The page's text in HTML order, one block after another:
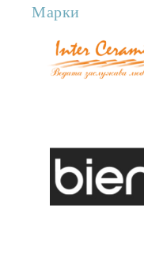
Марки